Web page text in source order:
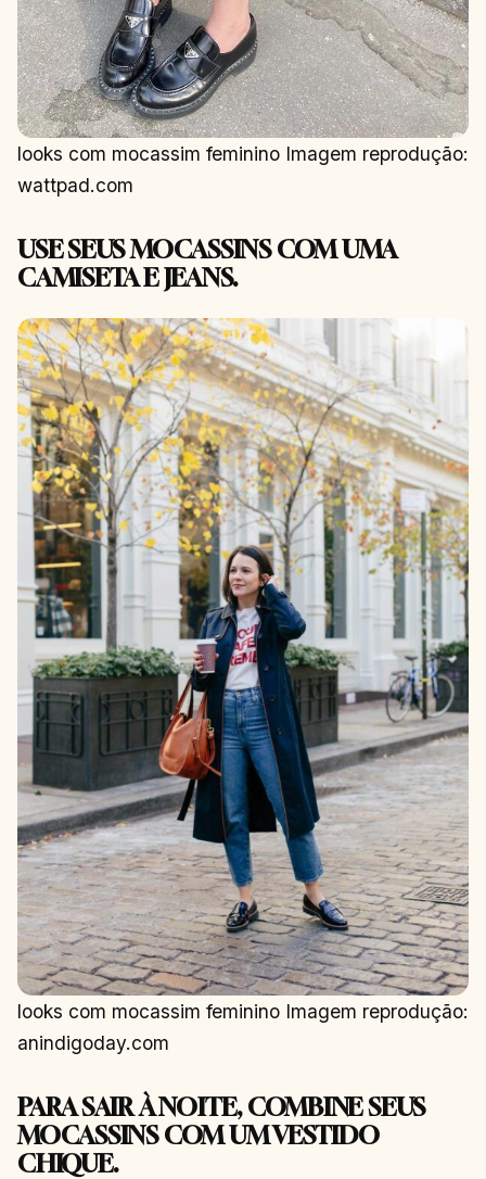
looks com mocassim feminino Imagem reprodução:
wattpad.com
USE SEUS MOCASSINS COM UMA
CAMISETA E JEANS.
looks com mocassim feminino Imagem reprodução:
anindigoday.com
PARA SAIR À NOITE, COMBINE SEUS
MOCASSINS COM UM VESTIDO
CHIQUE.